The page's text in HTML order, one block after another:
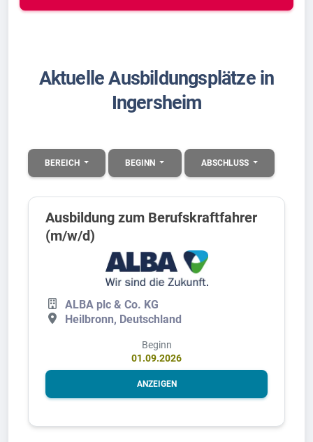
Aktuelle Ausbildungsplätze in
Ingersheim
BEREICH BEGINN ABSCHLUSS
Ausbildung zum Berufskraftfahrer
(m/w/d)
ALBA plc & Co. KG
Heilbronn, Deutschland
Beginn
01.09.2026
ANZEIGEN